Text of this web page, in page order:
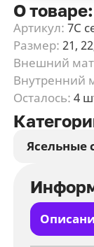
О товаре:
Артикул: 7С
Размер: 21,
Внешний
Внутренний
Осталось: 4
Ясельные